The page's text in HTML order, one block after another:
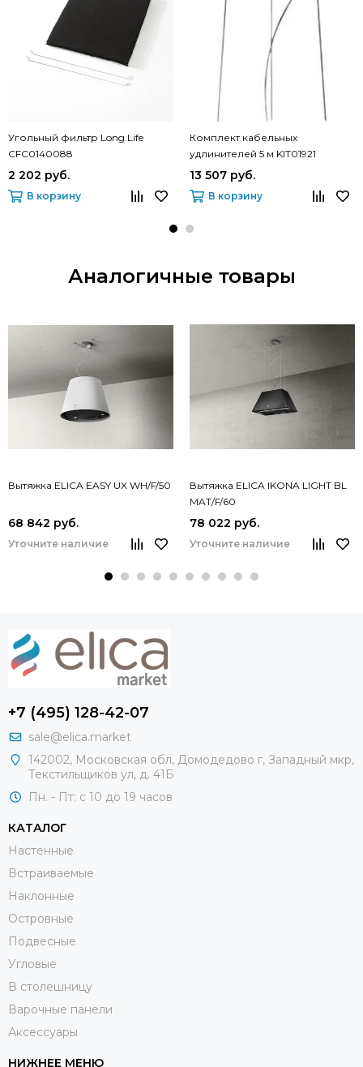
Угольный фильтр Long Life
CFC0140088
2 202 руб.
В корзину
Комплект кабельных
удлинителей 5 м KIT01921
13 507 руб.
В корзину
Аналогичные товары
Вытяжка ELICA EASY UX WH/F/50
68 842 руб.
Уточните наличие
Вытяжка ELICA IKONA LIGHT BL
MAT/F/60
78 022 руб.
Уточните наличие
+7 (495) 128-42-07
sale@elica.market
142002, Московская обл, Домодедово г, Западный мкр,
Текстильщиков ул, д. 41Б
Пн. - Пт: с 10 до 19 часов
КАТАЛОГ
Настенные
Встраиваемые
Наклонные
Островные
Подвесные
Угловые
В столешницу
Варочные панели
Аксессуары
НИЖНЕЕ МЕНЮ